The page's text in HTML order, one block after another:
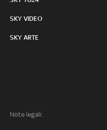
SKY VIDEO
SKY ARTE
Note legali: